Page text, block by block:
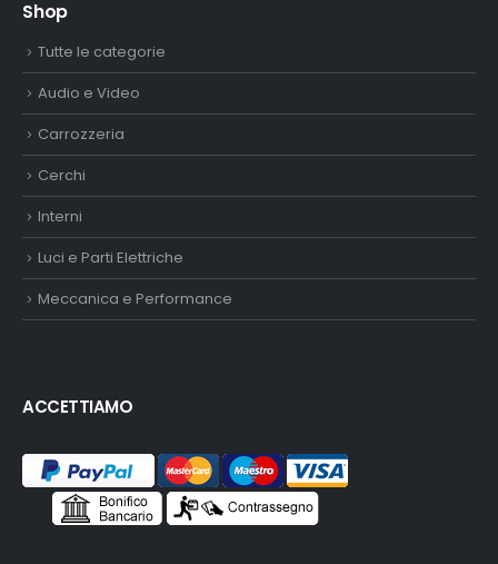
Shop
Tutte le categorie
Audio e Video
Carrozzeria
Cerchi
Interni
Luci e Parti Elettriche
Meccanica e Performance
ACCETTIAMO